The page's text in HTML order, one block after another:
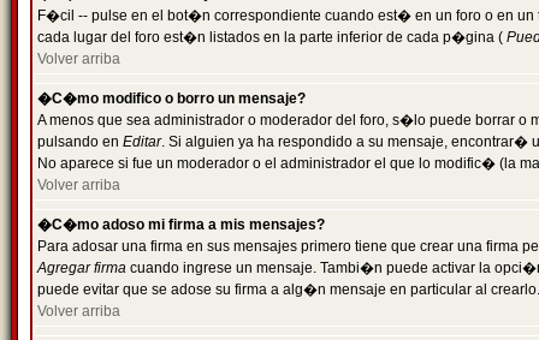
F�cil -- pulse en el bot�n correspondiente cuando est� en un foro o en
cada lugar del foro est�n listados en la parte inferior de cada p�gina (
Volver arriba
�C�mo modifico o borro un mensaje?
A menos que sea administrador o moderador del foro, s�lo puede borrar o
pulsando en Editar. Si alguien ya ha respondido a su mensaje, encontrar�
No aparece si fue un moderador o el administrador el que lo modific� (la
Volver arriba
�C�mo adoso mi firma a mis mensajes?
Para adosar una firma en sus mensajes primero tiene que crear una firma
Agregar firma cuando ingrese un mensaje. Tambi�n puede activar la
puede evitar que se adose su firma a alg�n mensaje en particular al crearlo.
Volver arriba